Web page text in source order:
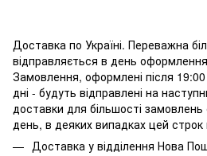
Доставка по Україні. Переважна
відправляється в день
Замовлення, оформлені після 19:00
дні - будуть відправлені на
доставки для більшості
день, в деяких випадках цей
Доставка у відділення Нова